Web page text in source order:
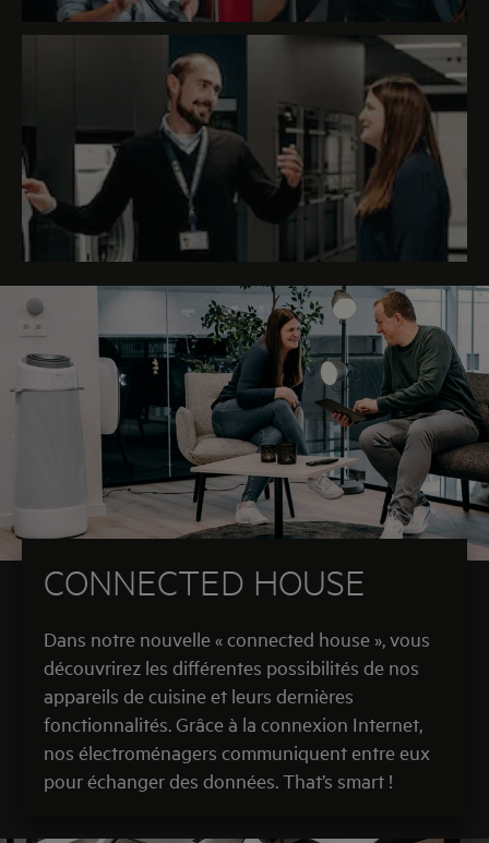
CONNECTED HOUSE
Dans notre nouvelle « connected house », vous
découvrirez les différentes possibilités de nos
appareils de cuisine et leurs dernières
fonctionnalités. Grâce à la connexion Internet,
nos électroménagers communiquent entre eux
pour échanger des données. That’s smart !